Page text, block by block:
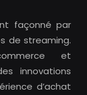
façonné par
de streaming.
et
innovations
d’achat